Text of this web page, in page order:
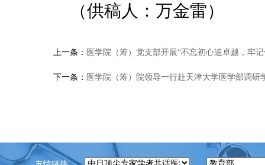
（供稿人：万金雷）
上一条： 医学院（筹）党支部开展“不忘初心追卓越，牢
下一条： 医学院（筹）院领导一行赴天津大学医学部调研